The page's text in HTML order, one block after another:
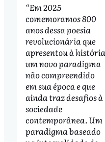
“Em 2025
comemoramos 800
anos dessa poesia
revolucionária que
apresentou à história
um novo paradigma
não compreendido
em sua época e que
ainda traz desafios à
sociedade
contemporânea. Um
paradigma baseado